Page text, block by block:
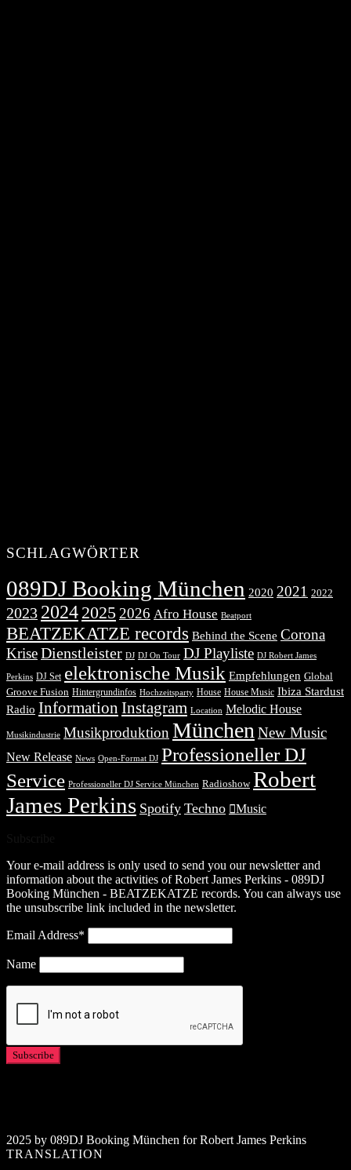
SCHLAGWÖRTER
089DJ Booking München 2020 2021 2022
2023 2024 2025 2026 Afro House Beatport
BEATZEKATZE records Behind the Scene Corona
KriseDienstleister DJ DJ On Tour DJ Playliste DJ Robert James
Perkins DJ Set elektronische Musik Empfehlungen Global
Groove Fusion Hintergrundinfos Hochzeitsparty House House Music Ibiza Stardust
Radio Information Instagram Location Melodic House
Musikindustrie Musikproduktion München New Music
New Release News Open-Format DJ Professioneller DJ
Service Professioneller DJ Service München Radioshow Robert
James Perkins Spotify Techno Music
Your e-mail address is only used to send you our newsletter and
information about the activities of Robert James Perkins - 089DJ
Booking München - BEATZEKATZE records. You can always use
the unsubscribe link included in the newsletter.
Email Address*
Name
2025 by 089DJ Booking München for Robert James Perkins
TRANSLATION